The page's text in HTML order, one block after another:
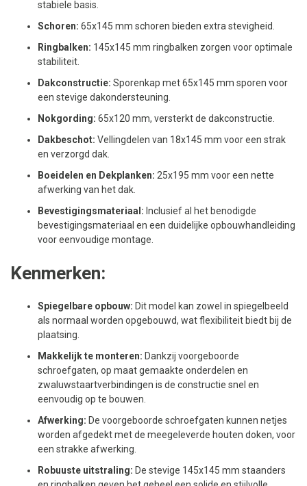
stabiele basis.
Schoren: 65x145 mm schoren bieden extra stevigheid.
Ringbalken: 145x145 mm ringbalken zorgen voor optimale
stabiliteit.
Dakconstructie: Sporenkap met 65x145 mm sporen voor
een stevige dakondersteuning.
Nokgording: 65x120 mm, versterkt de dakconstructie.
Dakbeschot: Vellingdelen van 18x145 mm voor een strak
en verzorgd dak.
Boeidelen en Dekplanken: 25x195 mm voor een nette
afwerking van het dak.
Bevestigingsmateriaal: Inclusief al het benodigde
bevestigingsmateriaal en een duidelijke opbouwhandleiding
voor eenvoudige montage.
Kenmerken:
Spiegelbare opbouw: Dit model kan zowel in spiegelbeeld
als normaal worden opgebouwd, wat flexibiliteit biedt bij de
plaatsing.
Makkelijk te monteren: Dankzij voorgeboorde
schroefgaten, op maat gemaakte onderdelen en
zwaluwstaartverbindingen is de constructie snel en
eenvoudig op te bouwen.
Afwerking: De voorgeboorde schroefgaten kunnen netjes
worden afgedekt met de meegeleverde houten doken, voor
een strakke afwerking.
Robuuste uitstraling: De stevige 145x145 mm staanders